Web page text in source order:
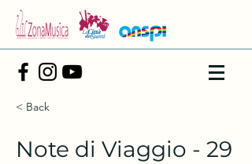
< Back
Note di Viaggio - 29